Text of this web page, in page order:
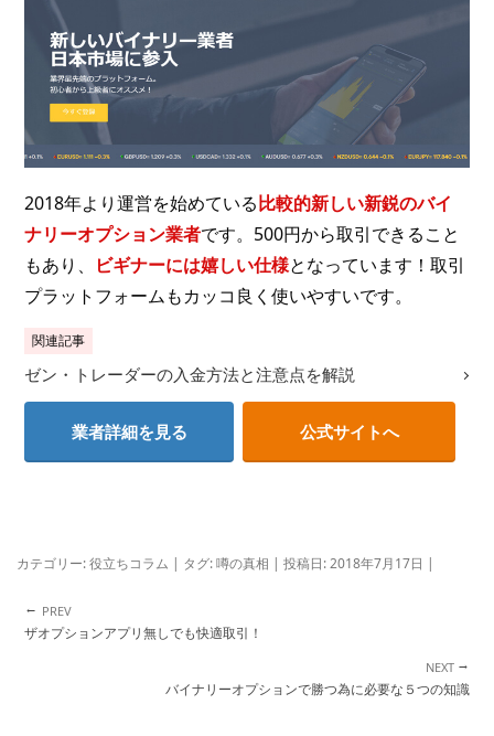
2018年より運営を始めている比較的新しい新鋭のバイ
ナリーオプション業者です。500円から取引できること
もあり、
ビギナーには嬉しい仕様となっています！取引
プラットフォームもカッコ良く使いやすいです。
関連記事
ゼン・トレーダーの入金方法と注意点を解説
業者詳細を見る 公式サイトへ
カテゴリー:役立ちコラム | タグ:噂の真相 | 投稿日:2018年7月17日 |
投稿ナビゲーション
←
ザオプションアプリ無しでも快適取引！
バイナリーオプションで勝つ為に必要な５つの知識
→